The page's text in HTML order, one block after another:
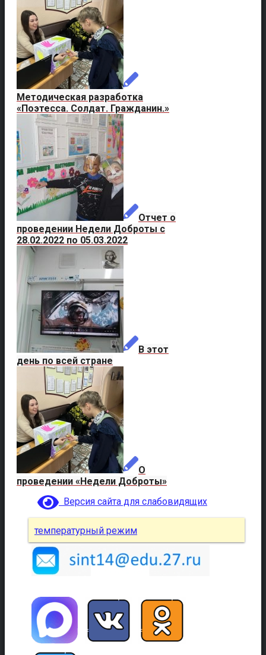
Методическая разработка
«Поэтесса. Солдат. Гражданин.»
Отчет о
проведении Недели Доброты с
28.02.2022 по 05.03.2022
В этот
день по всей стране
О
проведении «Недели Доброты»
Версия сайта для слабовидящих
температурный режим